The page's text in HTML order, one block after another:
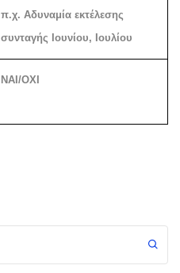
π.χ. Αδυναμία εκτέλεσης
συνταγής Ιουνίου, Ιουλίου
ΝΑΙ/ΟΧΙ